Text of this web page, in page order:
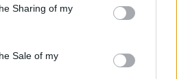
behaviour. You may click to
and its third-party tags to
purposes in below Google
Sharing of my
Sale of my
Harry:
τους selfie από
στον Καναδά